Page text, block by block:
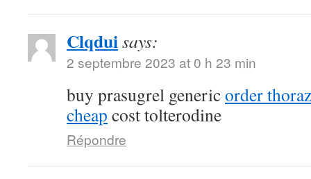
Clqduisays:
2 septembre 2023 at 0 h 23 min
buy prasugrel genericorder
cheap cost tolterodine
Répondre